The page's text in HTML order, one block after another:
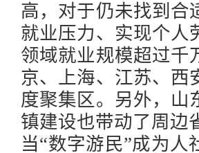
高，对于仍未找到合
就业压力、实现个人
领域就业规模超过千
京、上海、江苏、西
度聚集区。另外，山
镇建设也带动了周边
当“数字游民”成为人